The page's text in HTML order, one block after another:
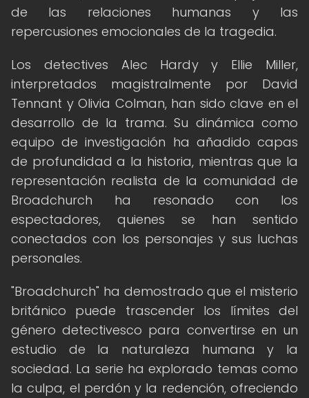
de las relaciones humanas y las
repercusiones emocionales de la tragedia.
Los detectives Alec Hardy y Ellie Miller,
interpretados magistralmente por David
Tennant y Olivia Colman, han sido clave en el
desarrollo de la trama. Su dinámica como
equipo de investigación ha añadido capas
de profundidad a la historia, mientras que la
representación realista de la comunidad de
Broadchurch ha resonado con los
espectadores, quienes se han sentido
conectados con los personajes y sus luchas
personales.
"Broadchurch" ha demostrado que el misterio
británico puede trascender los límites del
género detectivesco para convertirse en un
estudio de la naturaleza humana y la
sociedad. La serie ha explorado temas como
la culpa, el perdón y la redención, ofreciendo